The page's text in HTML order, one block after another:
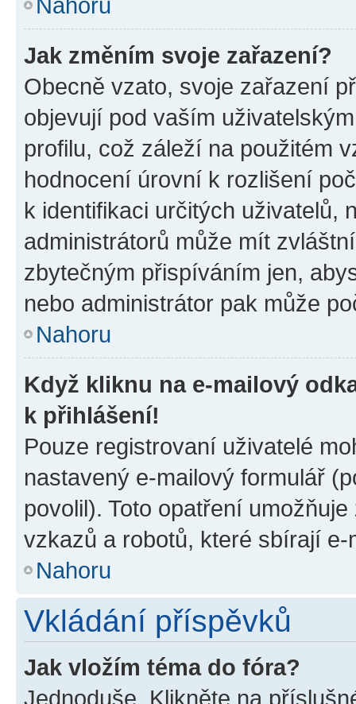
Jak změním svoje zařazení?
Obecně vzato, svoje zařazení
objevují pod vaším
profilu, což záleží na použitém
hodnocení úrovní k rozlišení
k identifikaci určitých uživatelů,
administrátorů může mít
zbytečným přispíváním jen,
nebo administrátor pak může
Nahoru
Když kliknu na e-mailový
k přihlášení!
Pouze registrovaní uživatelé
nastavený e-mailový formulář
povolil). Toto opatření
vzkazů a robotů, které sbírají e-
Nahoru
Vkládání příspěvků
Jak vložím téma do fóra?
Jednoduše. Klikněte na